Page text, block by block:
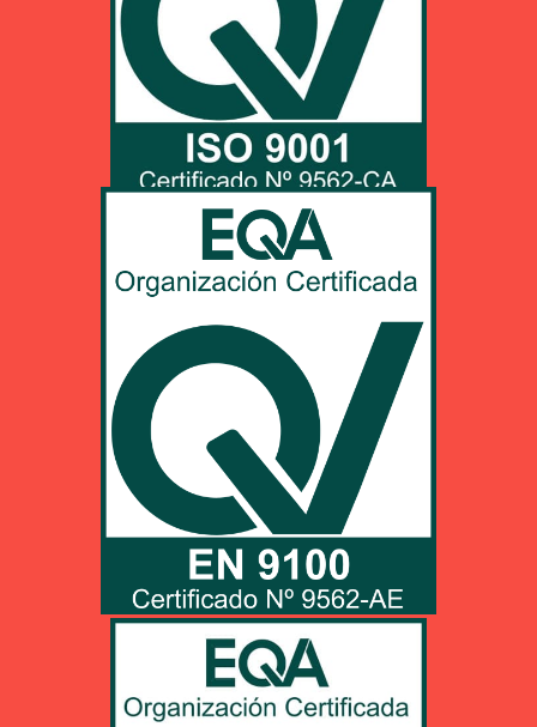
UNE-EN ISO 9001:2015
Cliquez ICI pour decharger renseignements en pdf
EN 9100:2018
Cliquez ICI pour decharger renseignements en pdf
Decharge pdf